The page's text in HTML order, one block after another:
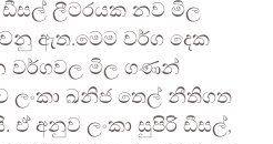
ඩීසල් ලීටරයක නව මිල
ඇත.මෙම වර්ග දෙක
වර්ගවල මිල ගණන්
ඛනිජ තෙල් නීතිගත
ඒ අනුව ලංකා සුපිරි ඩීසල්,